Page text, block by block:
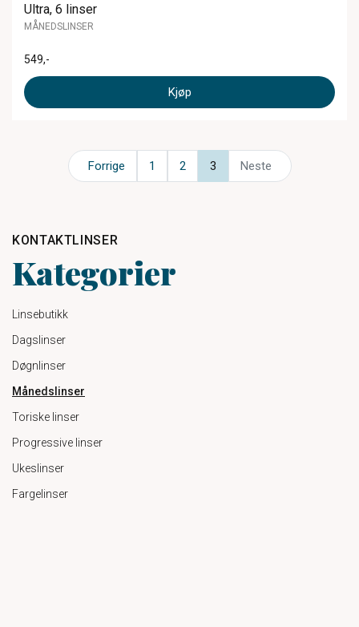
KONTAKTLINSER
Kategorier
Linsebutikk
Dagslinser
Døgnlinser
Månedslinser
Toriske linser
Progressive linser
Ukeslinser
Fargelinser
Ultra, 6 linser
MÅNEDSLINSER
549,-
Kjøp
Forrige 1 2 3 Neste